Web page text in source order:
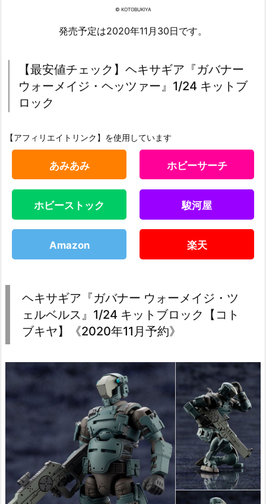
© KOTOBUKIYA
発売予定は2020年11月30日です。
【最安値チェック】ヘキサギア『ガバナー
ウォーメイジ・ヘッツァー』1/24 キットブ
ロック
【アフィリエイトリンク】を使用しています
あみあみ ホビーサーチ
ホビーストック 駿河屋
Amazon 楽天
ヘキサギア『ガバナー ウォーメイジ・ツ
ェルベルス』1/24 キットブロック【コト
ブキヤ】《2020年11月予約》